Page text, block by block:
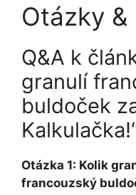
Otázky &
Q&A k
granulí
buldoček
Otázka 1: Kolik
francouzský